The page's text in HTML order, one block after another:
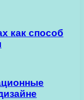
как способ